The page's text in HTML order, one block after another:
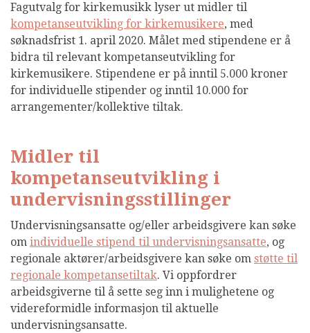
Fagutvalg for kirkemusikk lyser ut midler til
kompetanseutvikling for kirkemusikere, med
søknadsfrist 1. april 2020. Målet med stipendene er å
bidra til relevant kompetanseutvikling for
kirkemusikere. Stipendene er på inntil 5.000 kroner
for individuelle stipender og inntil 10.000 for
arrangementer/kollektive tiltak.
Midler til
kompetanseutvikling i
undervisningsstillinger
Undervisningsansatte og/eller arbeidsgivere kan søke
om individuelle stipend til undervisningsansatte, og
regionale aktører/arbeidsgivere kan søke om støtte til
regionale kompetansetiltak. Vi oppfordrer
arbeidsgiverne til å sette seg inn i mulighetene og
videreformidle informasjon til aktuelle
undervisningsansatte.